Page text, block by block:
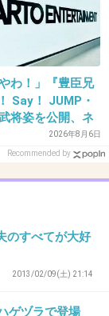
しかないん
ないしね
-2
笑)
-2
わ！」『豊臣兄
Say！ JUMP・
将姿を公開、ネ
ジュ良すぎん」
い秀次は初め
2026年8月6日
Recommended by
のすべてが大好
2013/02/09(土) 21:14
ゲヅラで登場